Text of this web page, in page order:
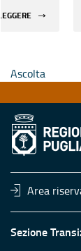
Ascolta
Area
Sezione